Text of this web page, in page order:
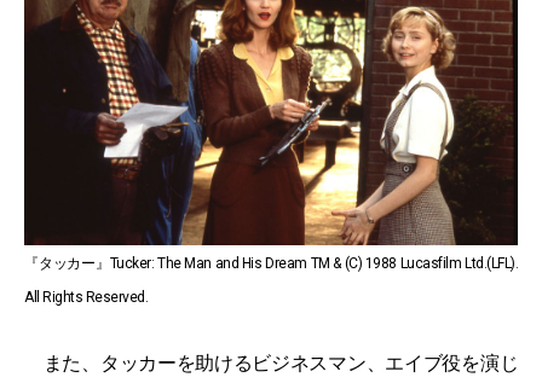
『タッカー』Tucker: The Man and His Dream TM & (C) 1988 Lucasfilm Ltd.(LFL).
All Rights Reserved.
また、タッカーを助けるビジネスマン、エイブ役を演じ